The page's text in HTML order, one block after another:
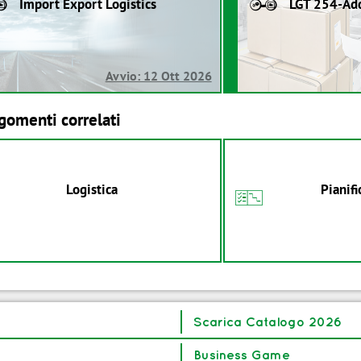
Import Export Logistics
Avvio: 12 Ott 2026
LGT 254-
correlati
Logistica C
Scarica Catalogo 2026
Business Game